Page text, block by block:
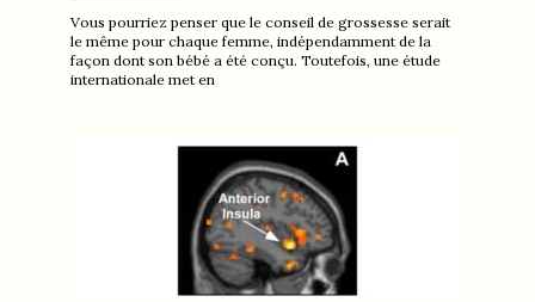
Vous pourriez penser que le conseil de grossesse serait
le même pour chaque femme, indépendamment de la
façon dont son bébé a été conçu. Toutefois, une étude
internationale met en